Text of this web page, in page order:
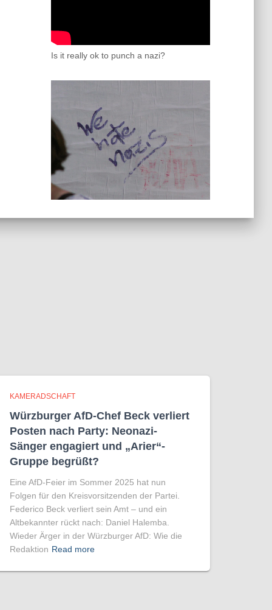
Is it really ok to punch a nazi?
KAMERADSCHAFT
Würzburger AfD-Chef Beck verliert
Posten nach Party: Neonazi-
Sänger engagiert und „Arier“-
Gruppe begrüßt?
Eine AfD-Feier im Sommer 2025 hat nun
Folgen für den Kreisvorsitzenden der Partei.
Federico Beck verliert sein Amt – und ein
Altbekannter rückt nach: Daniel Halemba.
Wieder Ärger in der Würzburger AfD: Wie die
Redaktion Read more